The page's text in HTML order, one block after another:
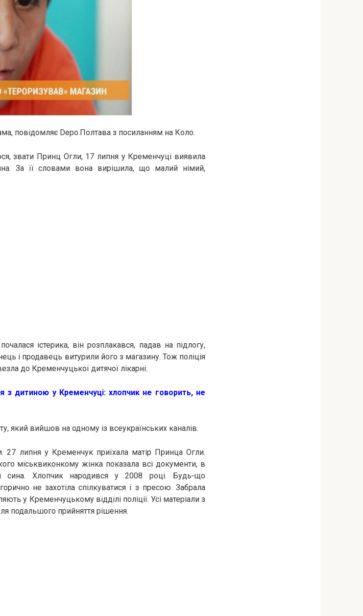
повідомляє Depo.Полтава з посиланням на Коло.
звати Принц Огли, 17 липня у Кременчуці виявила
За її словами вона вирішила, що малий німий,
істерика, він розплакався, падав на підлогу,
і продавець витурили його з магазину. Тож поліція
до Кременчуцької дитячої лікарні.
з дитиною у Кременчуці: хлопчик не говорить, не
який вийшов на одному із всеукраїнських каналів.
27 липня у Кременчук приїхала матір Принца Огли.
міськвиконкому жінка показала всі документи, в
сина. Хлопчик народився у 2008 році. Будь-що
не захотіла спілкуватися і з пресою. Забрала
у Кременчуцькому відділі поліції. Усі матеріали з
подальшого прийняття рішення.